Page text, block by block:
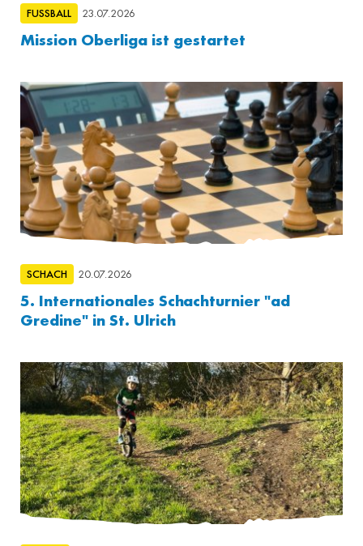
FUSSBALL 23.07.2026
Mission Oberliga ist gestartet
SCHACH 20.07.2026
5. Internationales Schachturnier "ad
Gredine" in St. Ulrich